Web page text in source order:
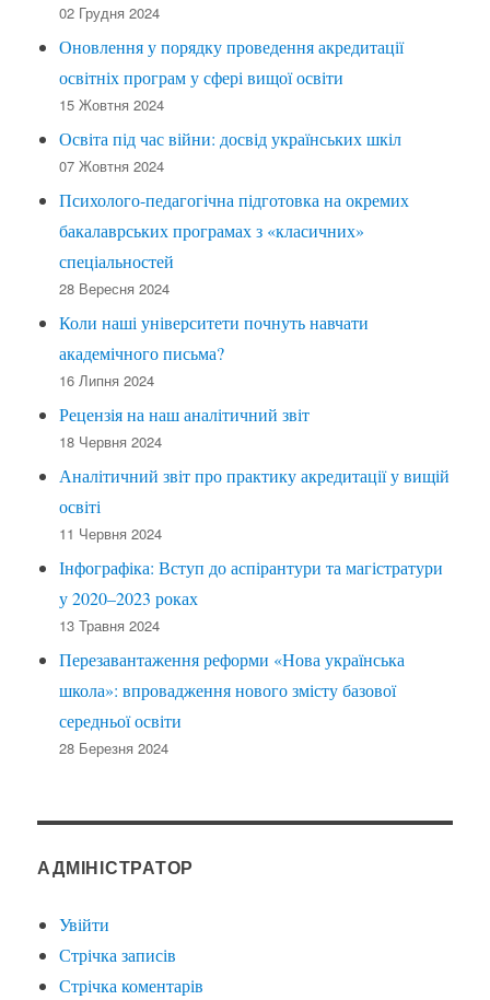
02 Грудня 2024
Оновлення у порядку проведення акредитації
освітніх програм у сфері вищої освіти
15 Жовтня 2024
Освіта під час війни: досвід українських шкіл
07 Жовтня 2024
Психолого-педагогічна підготовка на окремих
бакалаврських програмах з «класичних»
спеціальностей
28 Вересня 2024
Коли наші університети почнуть навчати
академічного письма?
16 Липня 2024
Рецензія на наш аналітичний звіт
18 Червня 2024
Аналітичний звіт про практику акредитації у вищій
освіті
11 Червня 2024
Інфографіка: Вступ до аспірантури та магістратури
у 2020–2023 роках
13 Травня 2024
Перезавантаження реформи «Нова українська
школа»: впровадження нового змісту базової
середньої освіти
28 Березня 2024
АДМІНІСТРАТОР
Увійти
Стрічка записів
Стрічка коментарів